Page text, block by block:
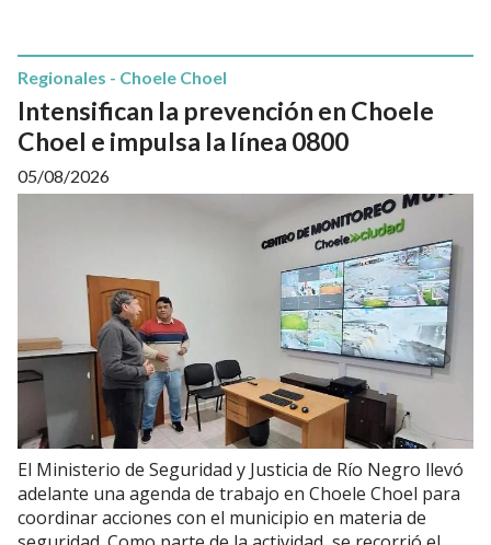
Intensifican la prevención en Choele
Choel e impulsa la línea 0800
Regionales - Choele Choel
05/08/2026
El Ministerio de Seguridad y Justicia de Río Negro llevó
adelante una agenda de trabajo en Choele Choel para
coordinar acciones con el municipio en materia de